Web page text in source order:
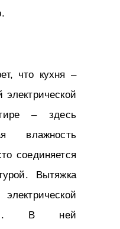
что кухня –
– здесь
влажность
соединяется
Вытяжка
В ней